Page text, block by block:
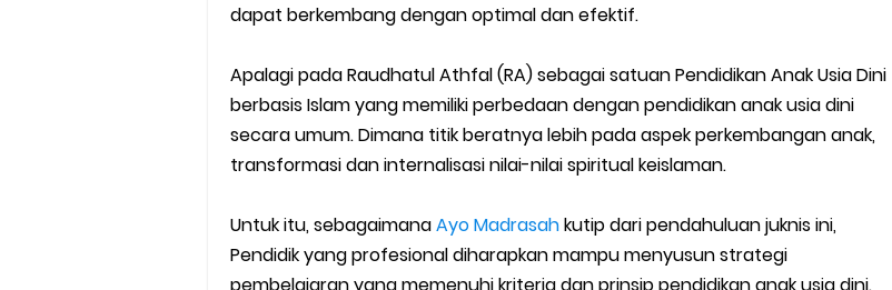
dapat berkembang dengan optimal dan efektif.
Apalagi pada Raudhatul Athfal (RA) sebagai satuan Pendidikan Anak Usia Dini
berbasis Islam yang memiliki perbedaan dengan pendidikan anak usia dini
secara umum. Dimana titik beratnya lebih pada aspek perkembangan anak,
transformasi dan internalisasi nilai-nilai spiritual keislaman.
Untuk itu, sebagaimanaAyo Madrasahkutip dari pendahuluan juknis ini,
Pendidik yang profesional diharapkan mampu menyusun strategi